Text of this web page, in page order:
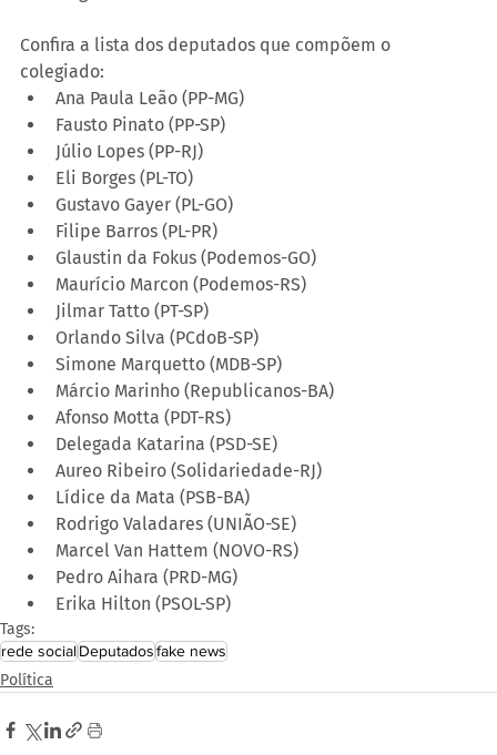
Confira a lista dos deputados que compõem o
colegiado:
Ana Paula Leão (PP-MG)
Fausto Pinato (PP-SP)
Júlio Lopes (PP-RJ)
Eli Borges (PL-TO)
Gustavo Gayer (PL-GO)
Filipe Barros (PL-PR)
Glaustin da Fokus (Podemos-GO)
Maurício Marcon (Podemos-RS)
Jilmar Tatto (PT-SP)
Orlando Silva (PCdoB-SP)
Simone Marquetto (MDB-SP)
Márcio Marinho (Republicanos-BA)
Afonso Motta (PDT-RS)
Delegada Katarina (PSD-SE)
Aureo Ribeiro (Solidariedade-RJ)
Lídice da Mata (PSB-BA)
Rodrigo Valadares (UNIÃO-SE)
Marcel Van Hattem (NOVO-RS)
Pedro Aihara (PRD-MG)
Erika Hilton (PSOL-SP)
Tags:
rede social Deputadosfake news
Política